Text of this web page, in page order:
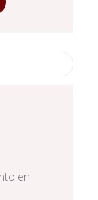
en